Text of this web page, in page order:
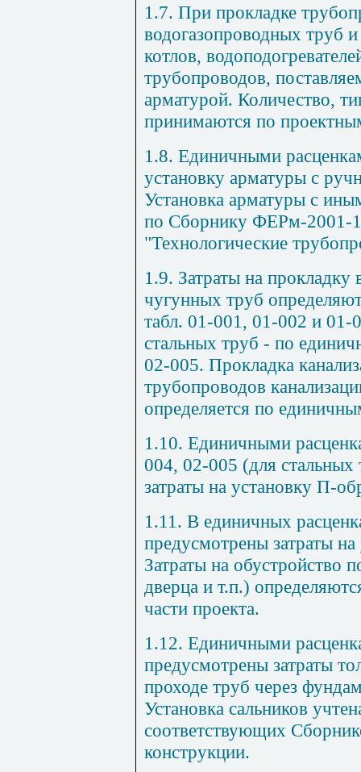
1.7. При прокладке
водогазопроводных труб
котлов,
трубопроводов,
арматурой. Количество,
принимаются по
1.8. Единичными
установку арматуры с
Установка арматуры с
по Сборнику ФЕРм-2001-
"Технологические
1.9. Затраты на прокладку
чугунных труб
табл. 01-001, 01-002 и 01-
стальных труб - по
02-005. Прокладка
трубопроводов
определяется по
1.10. Единичными
004, 02-005 (для
затраты на установку П-
1.11. В единичных
предусмотрены затраты
Затраты на обустройство
дверца и т.п.)
части проекта.
1.12. Единичными
предусмотрены затраты
проходе труб через
Установка сальников
соответствующих
конструкции.